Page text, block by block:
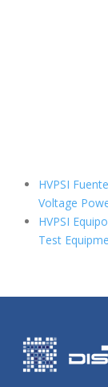
HVPSI
Voltage
HVPSI
Test